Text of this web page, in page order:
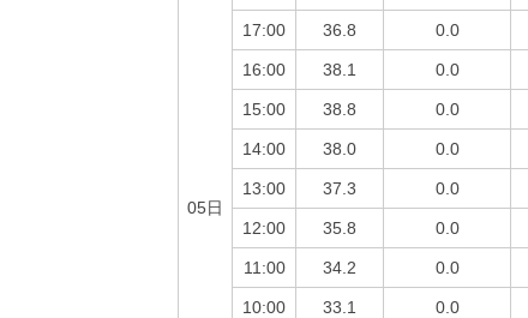
05日
17:00 36.8 0.0
16:00 38.1 0.0
15:00 38.8 0.0
14:00 38.0 0.0
13:00 37.3 0.0
12:00 35.8 0.0
11:00 34.2 0.0
10:00 33.1 0.0